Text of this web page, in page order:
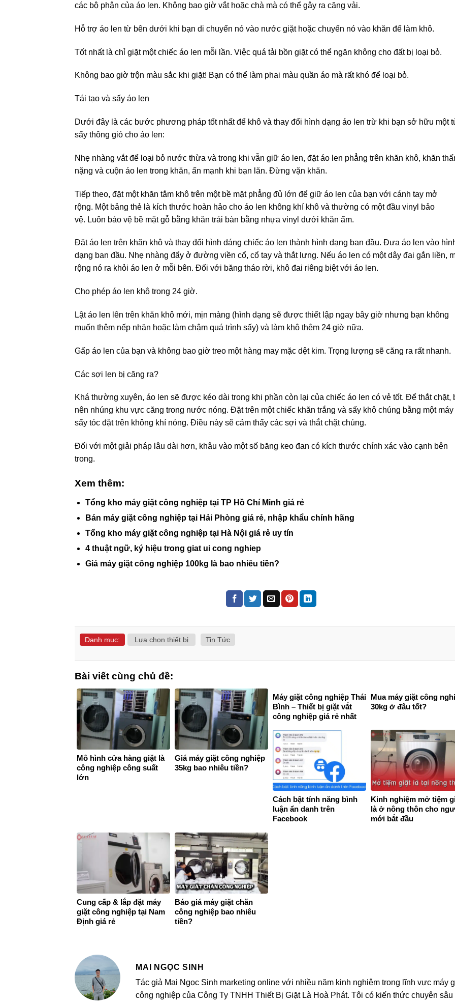
các bộ phận của áo len. Không bao giờ vắt hoặc chà mà có thể gây ra căng vải.
Hỗ trợ áo len từ bên dưới khi bạn di chuyển nó vào nước giặt hoặc chuyển nó vào khăn để làm khô.
Tốt nhất là chỉ giặt một chiếc áo len mỗi lần. Việc quá tải bồn giặt có thể ngăn không cho đất bị loại bỏ.
Không bao giờ trộn màu sắc khi giặt! Bạn có thể làm phai màu quần áo mà rất khó để loại bỏ.
Tái tạo và sấy áo len
Dưới đây là các bước phương pháp tốt nhất để khô và thay đổi hình dạng áo len trừ khi bạn sở hữu một
sấy thông gió cho áo len:
Nhẹ nhàng vắt để loại bỏ nước thừa và trong khi vẫn giữ áo len, đặt áo len phẳng trên khăn khô, khăn
nặng và cuộn áo len trong khăn, ấn mạnh khi bạn lăn. Đừng vặn khăn.
Tiếp theo, đặt một khăn tắm khô trên một bề mặt phẳng đủ lớn để giữ áo len của bạn với cánh tay mở
rộng. Một bảng thẻ là kích thước hoàn hảo cho áo len không khí khô và thường có một đầu vinyl bảo
vệ. Luôn bảo vệ bề mặt gỗ bằng khăn trải bàn bằng nhựa vinyl dưới khăn ẩm.
Đặt áo len trên khăn khô và thay đổi hình dáng chiếc áo len thành hình dạng ban đầu. Đưa áo len vào
dạng ban đầu. Nhẹ nhàng đẩy ở đường viền cổ, cổ tay và thắt lưng. Nếu áo len có một dây đai gắn liền,
rộng nó ra khỏi áo len ở mỗi bên. Đối với băng tháo rời, khô đai riêng biệt với áo len.
Cho phép áo len khô trong 24 giờ.
Lật áo len lên trên khăn khô mới, mịn màng (hình dạng sẽ được thiết lập ngay bây giờ nhưng bạn không
muốn thêm nếp nhăn hoặc làm chậm quá trình sấy) và làm khô thêm 24 giờ nữa.
Gấp áo len của bạn và không bao giờ treo một hàng may mặc dệt kim. Trọng lượng sẽ căng ra rất nhanh.
Các sợi len bị căng ra?
Khá thường xuyên, áo len sẽ được kéo dài trong khi phần còn lại của chiếc áo len có vẻ tốt. Để thắt chặt,
nên nhúng khu vực căng trong nước nóng. Đặt trên một chiếc khăn trắng và sấy khô chúng bằng một máy
sấy tóc đặt trên không khí nóng. Điều này sẽ cảm thấy các sợi và thắt chặt chúng.
Đối với một giải pháp lâu dài hơn, khâu vào một số băng keo đan có kích thước chính xác vào cạnh bên
trong.
Xem thêm:
Tổng kho máy giặt công nghiệp tại TP Hồ Chí Minh giá rẻ
Bán máy giặt công nghiệp tại Hải Phòng giá rẻ, nhập khẩu chính hãng
Tổng kho máy giặt công nghiệp tại Hà Nội giá rẻ uy tín
4 thuật ngữ, ký hiệu trong giat ui cong nghiep
Giá máy giặt công nghiệp 100kg là bao nhiêu tiền?
Danh mục: Lựa chọn thiết bị Tin Tức
Bài viết cùng chủ đề:
Mô hình cửa hàng giặt là
công nghiệp công suất
lớn
Giá máy giặt công nghiệp
35kg bao nhiêu tiền?
Máy giặt công nghiệp Thái
Bình – Thiết bị giặt vắt
công nghiệp giá rẻ nhất
Mua máy giặt công
30kg ở đâu tốt?
Cách bật tính năng bình
luận ẩn danh trên
Facebook
Kinh nghiệm mở tiệm
là ở nông thôn cho
mới bắt đầu
Cung cấp & lắp đặt máy
giặt công nghiệp tại Nam
Định giá rẻ
Báo giá máy giặt chăn
công nghiệp bao nhiêu
tiền?
MAI NGỌC SINH
Tác giả Mai Ngọc Sinh marketing online với nhiều năm kinh nghiệm trong lĩnh vực máy
công nghiệp của Công Ty TNHH Thiết Bị Giặt Là Hoà Phát. Tôi có kiến thức chuyên sâu